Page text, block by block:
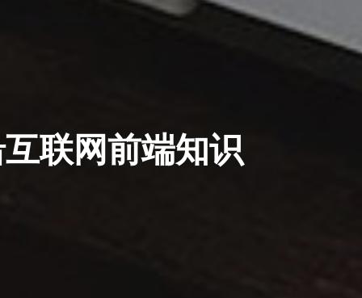
联网前端知识